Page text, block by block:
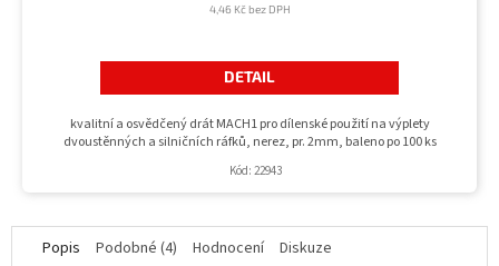
4,46 Kč bez DPH
DETAIL
kvalitní a osvědčený drát MACH1 pro dílenské použití na výplety
dvoustěnných a silničních ráfků, nerez, pr. 2mm, baleno po 100 ks
Kód: 22943
Popis Podobné (4) Hodnocení Diskuze